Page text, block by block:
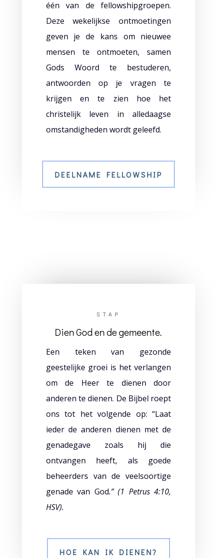
één van de fellowshipgroepen.
Deze wekelijkse ontmoetingen
geven je de kans om nieuwee
mensen te ontmoeten, samen
Gods Woord te bestuderen,
antwoorden op je vragen te
krijgen en te zien hoe het
christelijk leven in alledaagse
omstandigheden wordt geleefd.
DEELNAME FELLOWSHIP
STAP
Dien God en de gemeente.
Een teken van gezonde
geestelijke groei is het verlangen
om de Heer te dienen door
anderen te dienen. De Bijbel roept
ons tot het volgende op: “Laat
ieder de anderen dienen met de
genadegave zoals hij die
ontvangen heeft, als goede
beheerders van de veelsoortige
genade van God.” (1 Petrus 4:10,
HSV).
HOE KAN IK DIENEN?